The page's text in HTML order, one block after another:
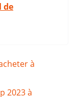
de
à
2023 à